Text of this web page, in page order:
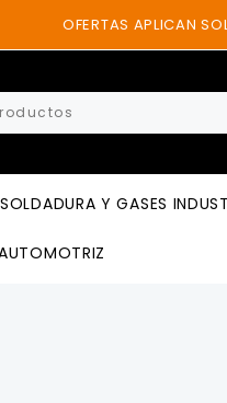
OFERTAS APLICAN
SOLDADURA Y GASES